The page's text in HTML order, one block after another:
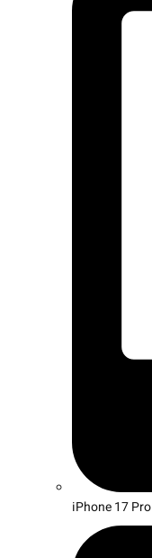
iPhone 17 Pro